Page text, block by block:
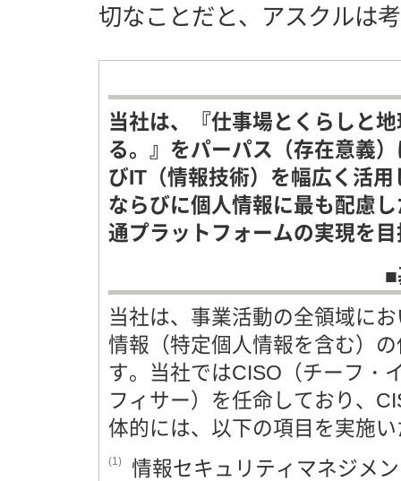
切なことだと、アスクルは
当社は、『仕事場とくらしと
る。』をパーパス（存在意義
びIT（情報技術）を幅広く活
ならびに個人情報に最も配慮
通プラットフォームの実現を
当社は、事業活動の全領域に
情報（特定個人情報を含む）
す。当社ではCISO（チーフ・
フィサー）を任命しており、
体的には、以下の項目を実施
(1)
情報セキュリティマネジメ